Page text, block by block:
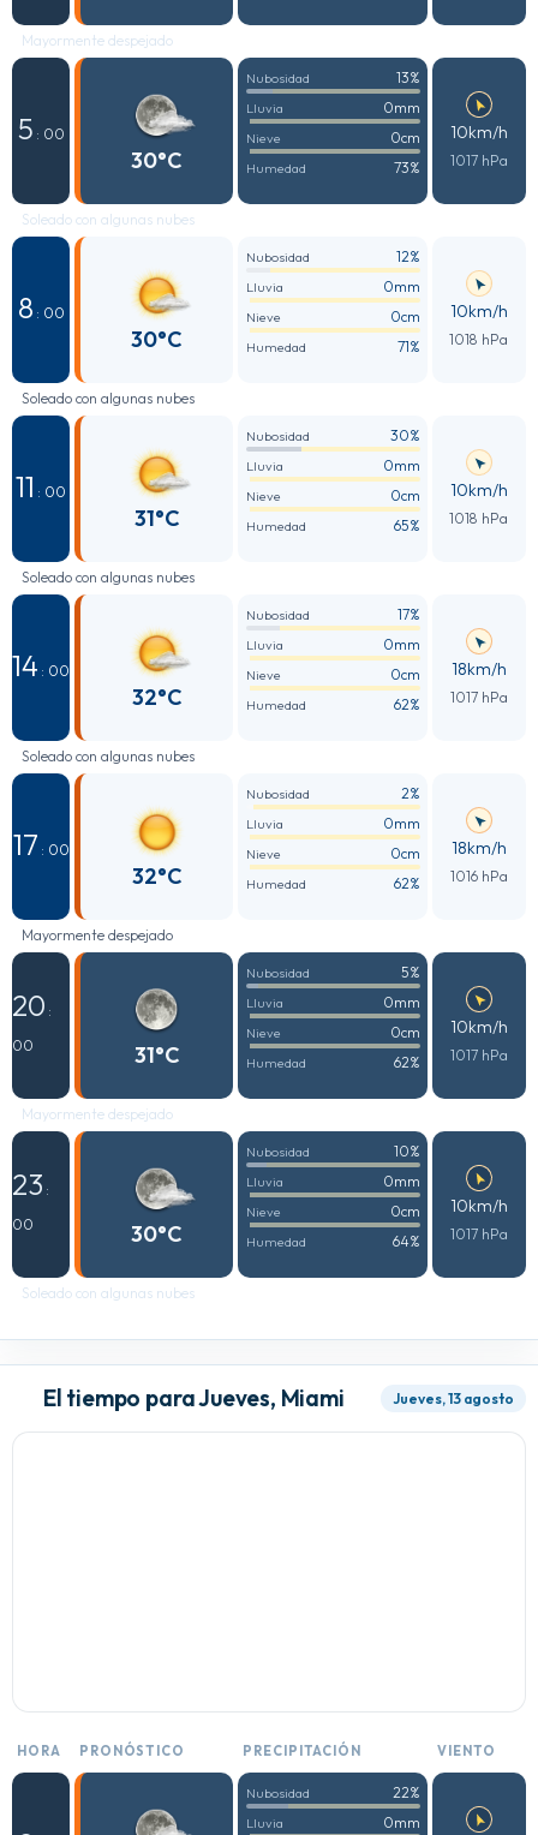
Mayormente despejado
5 : 00
30°C
Nubosidad 13%
Lluvia 0mm
Nieve 0cm
Humedad 73%
10km/h
1017 hPa
Soleado con algunas nubes
8 : 00
30°C
Nubosidad 12%
Lluvia 0mm
Nieve 0cm
Humedad 71%
10km/h
1018 hPa
Soleado con algunas nubes
11 : 00
31°C
Nubosidad 30%
Lluvia 0mm
Nieve 0cm
Humedad 65%
10km/h
1018 hPa
Soleado con algunas nubes
14 : 00
32°C
Nubosidad 17%
Lluvia 0mm
Nieve 0cm
Humedad 62%
18km/h
1017 hPa
Soleado con algunas nubes
17 : 00
32°C
Nubosidad 2%
Lluvia 0mm
Nieve 0cm
Humedad 62%
18km/h
1016 hPa
Mayormente despejado
20 :
00
31°C
Nubosidad 5%
Lluvia 0mm
Nieve 0cm
Humedad 62%
10km/h
1017 hPa
Mayormente despejado
23 :
00
30°C
Nubosidad 10%
Lluvia 0mm
Nieve 0cm
Humedad 64%
10km/h
1017 hPa
Soleado con algunas nubes
El tiempo para Jueves, Miami Jueves, 13 agosto
HORA PRONÓSTICO PRECIPITACIÓN VIENTO
Nubosidad 22%
Lluvia 0mm